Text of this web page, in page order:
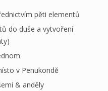
pěti elementů
do duše a vytvoření
v Penukondě
& anděly